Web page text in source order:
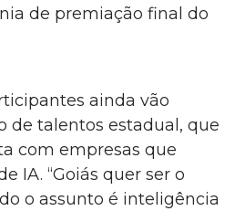
de premiação final do
ainda vão
de talentos estadual, que
com empresas que
IA. “Goiás quer ser o
o assunto é inteligência